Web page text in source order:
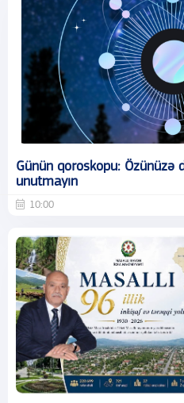
Günün qoroskopu: Özünüzə
unutmayın
10:00